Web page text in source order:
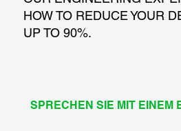
HOW TO REDUCE YOUR
UP TO 90%.
SPRECHEN SIE MIT EINEM